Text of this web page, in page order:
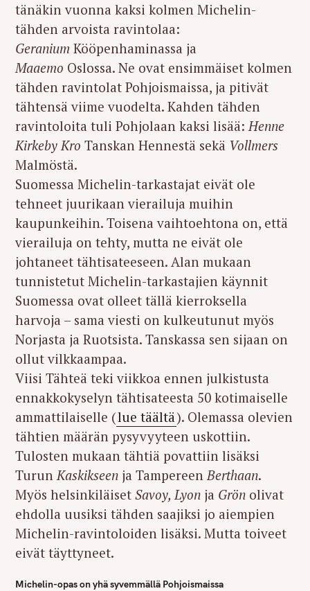
tänäkin vuonna kaksi kolmen Michelin-
tähden arvoista ravintolaa:
Geranium Kööpenhaminassa ja
Maaemo Oslossa. Ne ovat ensimmäiset kolmen
tähden ravintolat Pohjoismaissa, ja pitivät
tähtensä viime vuodelta. Kahden tähden
ravintoloita tuli Pohjolaan kaksi lisää:Henne
Kirkeby Kro Tanskan Hennestä sekä Vollmers
Malmöstä.
Suomessa Michelin-tarkastajat eivät ole
tehneet juurikaan vierailuja muihin
kaupunkeihin. Toisena vaihtoehtona on, että
vierailuja on tehty, mutta ne eivät ole
johtaneet tähtisateeseen. Alan mukaan
tunnistetut Michelin-tarkastajien käynnit
Suomessa ovat olleet tällä kierroksella
harvoja – sama viesti on kulkeutunut myös
Norjasta ja Ruotsista. Tanskassa sen sijaan on
ollut vilkkaampaa.
Viisi Tähteä teki viikkoa ennen julkistusta
ennakkokyselyn tähtisateesta 50 kotimaiselle
ammattilaiselle (lue täältä). Olemassa olevien
tähtien määrän pysyvyyteen uskottiin.
Tulosten mukaan tähtiä povattiin lisäksi
TurunKaskikseen ja TampereenBerthaan.
Myös helsinkiläiset Savoy, Lyon ja Grön olivat
ehdolla uusiksi tähden saajiksi jo aiempien
Michelin-ravintoloiden lisäksi. Mutta toiveet
eivät täyttyneet.
Michelin-opas on yhä syvemmällä Pohjoismaissa